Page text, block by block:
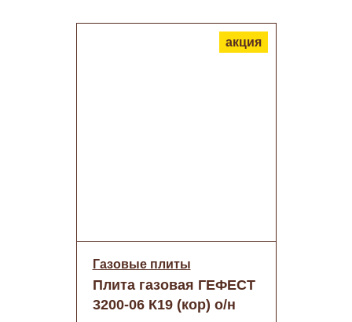
акция
Газовые плиты
Плита газовая ГЕФЕСТ
3200-06 К19 (кор) о/н